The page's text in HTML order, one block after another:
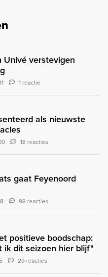
Univé verstevigen
1 reactie
als nieuwste
18 reacties
gaat Feyenoord
98 reacties
positieve boodschap:
ik dit seizoen hier blijf"
29 reacties